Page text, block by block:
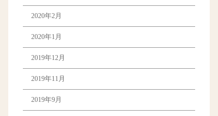
2020年2月
2020年1月
2019年12月
2019年11月
2019年9月